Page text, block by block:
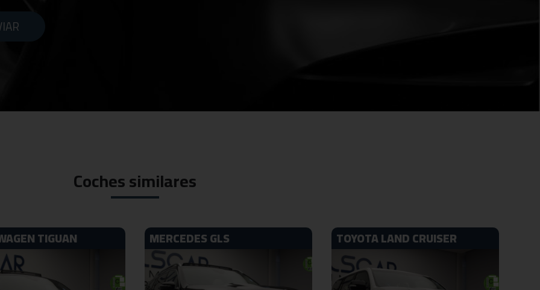
Coches similares
TIGUAN MERCEDES GLS TOYOTA LAND CRUISER